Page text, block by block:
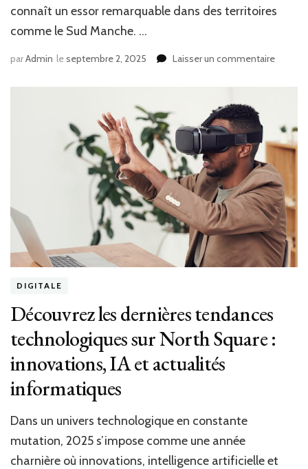
connaît un essor remarquable dans des territoires
comme le Sud Manche. …
parAdmin leseptembre 2, 2025 Laisser un commentairesur
être
et
sur
notre
blog
dédié
à
DIGITALE
Découvrez les dernières tendances
technologiques sur North Square :
innovations, IA et actualités
informatiques
Dans un univers technologique en constante
mutation, 2025 s’impose comme une année
charnière où innovations, intelligence artificielle et